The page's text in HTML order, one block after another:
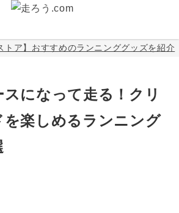
トア】おすすめのランニンググッズを紹介
になって走る！クリ
を楽しめるランニング